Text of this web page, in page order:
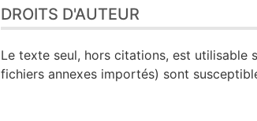
DROITS D'AUTEUR
Le texte seul, hors citations, est utilisable
fichiers annexes importés) sont